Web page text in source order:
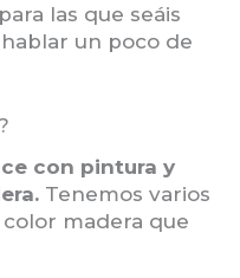
las que seáis
un poco de
con pintura y
Tenemos varios
madera que